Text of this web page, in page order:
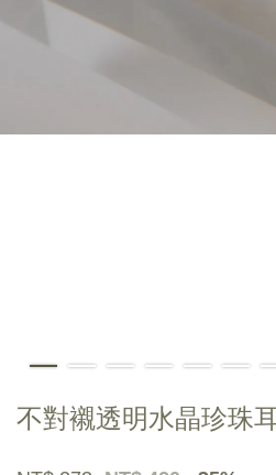
不對襯透明水晶珍珠